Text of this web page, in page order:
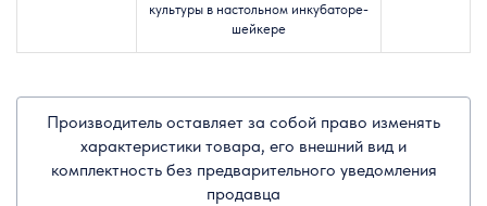
культуры в настольном инкубаторе-
шейкере
Производитель оставляет за собой право изменять
характеристики товара, его внешний вид и
комплектность без предварительного уведомления
продавца